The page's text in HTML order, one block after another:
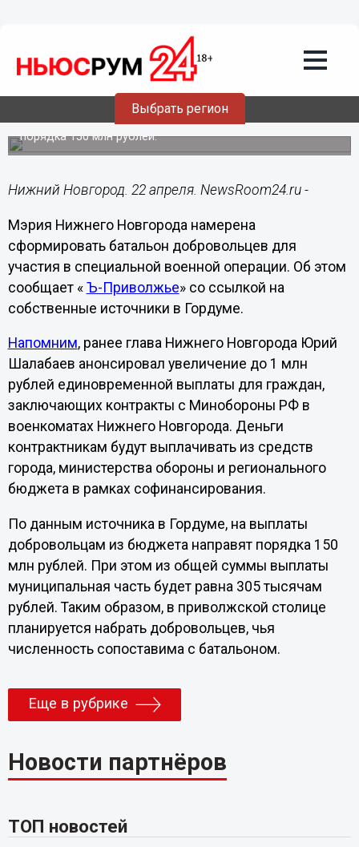
Выбрать регион
Администрация Нижнего Новгорода
намерена сформировать батальон для
участия в СВО
На выплаты добровольцам из бюджета направят
порядка 150 млн рублей.
Нижний Новгород. 22 апреля. NewsRoom24.ru -
Мэрия Нижнего Новгорода намерена
сформировать батальон добровольцев для
участия в специальной военной операции. Об этом
сообщает « Ъ-Приволжье» со ссылкой на
собственные источники в Гордуме.
Напомним, ранее глава Нижнего Новгорода Юрий
Шалабаев анонсировал увеличение до 1 млн
рублей единовременной выплаты для граждан,
заключающих контракты с Минобороны РФ в
военкоматах Нижнего Новгорода. Деньги
контрактникам будут выплачивать из средств
города, министерства обороны и регионального
бюджета в рамках софинансирования.
По данным источника в Гордуме, на выплаты
добровольцам из бюджета направят порядка 150
млн рублей. При этом из общей суммы выплаты
муниципальная часть будет равна 305 тысячам
рублей. Таким образом, в приволжской столице
планируется набрать добровольцев, чья
численность сопоставима с батальоном.
Еще в рубрике
Новости партнёров
ТОП новостей